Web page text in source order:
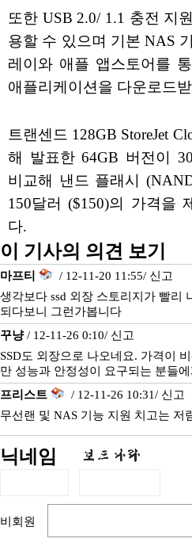
또한 USB 2.0/ 1.1 충전 지
용할 수 있으며 기본 NAS
레이와 애플 앱스토어를
애플리케이션을 다운로드
트랜센드 128GB StoreJet
해 발표한 64GB 버전이
비교해 낸드 플래시
150달러 ($150)의 가격을
다.
이 기사의 의견 보기
마프티 / 12-11-20 11:55/ 신고
생각보다 ssd 외장 스토리지가 빨리
되다보니 그런가봅니다
꾸냥/ 12-11-26 0:10/ 신고
SSD도 외장으로 나오네요. 가격이
만 성능과 안정성이 요구되는 분들
프리스트
/ 12-11-26 10:31/ 신고
무선랜 및 NAS 기능 지원 치고는 저
닉네임
비회원